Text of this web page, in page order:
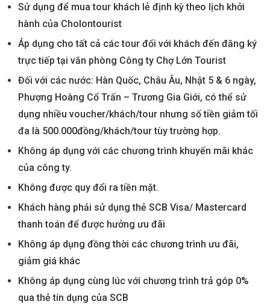
Sử dụng để mua tour khách lẻ định kỳ theo lịch khởi
hành của Cholontourist
Áp dụng cho tất cả các tour đối với khách đến đăng ký
trực tiếp tại văn phòng Công ty Chợ Lớn Tourist
Đối với các nước: Hàn Quốc, Châu Âu, Nhật 5 & 6 ngày,
Phượng Hoàng Cổ Trấn – Trương Gia Giới, có thể sử
dụng nhiều voucher/khách/tour nhưng số tiền giảm tối
đa là 500.000đồng/khách/tour tùy trường hợp.
Không áp dụng với các chương trình khuyến mãi khác
của công ty.
Không được quy đổi ra tiền mặt.
Khách hàng phải sử dụng thẻ SCB Visa/ Mastercard
thanh toán để được hưởng ưu đãi
Không áp dụng đồng thời các chương trình ưu đãi,
giảm giá khác
Không áp dụng cùng lúc với chương trình trả góp 0%
qua thẻ tín dụng của SCB